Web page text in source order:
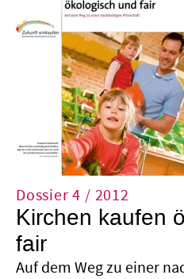
Dossier 4 / 2012
Kirchen kaufen
fair
Auf dem Weg zu einer